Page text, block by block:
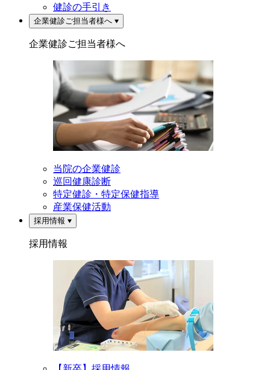
健診の手引き
企業健診ご担当者様へ
企業健診ご担当者様へ
当院の企業健診
巡回健康診断
特定健診・特定保健指導
産業保健活動
採用情報
採用情報